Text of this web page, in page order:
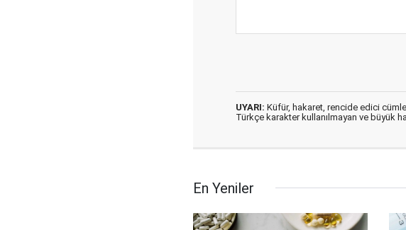
UYARI: Küfür, hakaret, rencide edici
Türkçe karakter kullanılmayan ve büyük
En Yeniler